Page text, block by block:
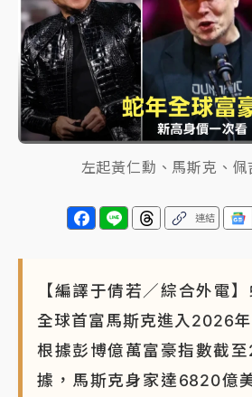
白海豚逼近！新北高灘地停車場
開放水門周邊紅黃線停車
中颱白海豚環流掠北海！今明防
38度
周末精選｜ 慈濟遭詐10億完整始
面手法 郭台銘、蔡英文成關鍵
蔻蔡玉真開撕爆料
蔣萬安的建中同學！47歲法律學
要3件事
左起黃仁勳、馬斯克、佩
連結
【編譯于倩若／綜合外電
全球首富馬斯克進入2026年
根據彭博億萬富豪指數截
據，馬斯克身家達6820億